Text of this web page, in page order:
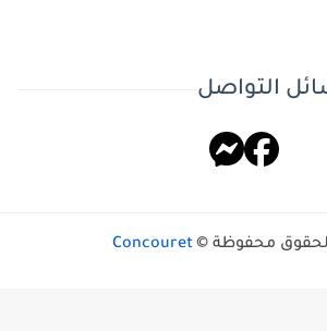
التواصل
محفوظة © Concouret